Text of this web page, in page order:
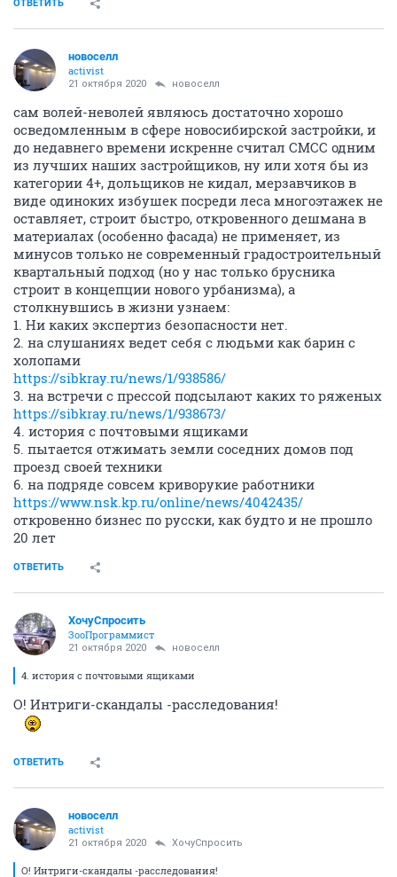
ОТВЕТИТЬ
новоселл
activist
21 октября 2020 новоселл
сам волей-неволей являюсь достаточно хорошо
осведомленным в сфере новосибирской застройки, и
до недавнего времени искренне считал СМСС одним
из лучших наших застройщиков, ну или хотя бы из
категории 4+, дольщиков не кидал, мерзавчиков в
виде одиноких избушек посреди леса многоэтажек не
оставляет, строит быстро, откровенного дешмана в
материалах (особенно фасада) не применяет, из
минусов только не современный градостроительный
квартальный подход (но у нас только брусника
строит в концепции нового урбанизма), а
столкнувшись в жизни узнаем:
1. Ни каких экспертиз безопасности нет.
2. на слушаниях ведет себя с людьми как барин с
холопами
https://sibkray.ru/news/1/938586/
3. на встречи с прессой подсылают каких то ряженых
https://sibkray.ru/news/1/938673/
4. история с почтовыми ящиками
5. пытается отжимать земли соседних домов под
проезд своей техники
6. на подряде совсем криворукие работники
https://www.nsk.kp.ru/online/news/4042435/
откровенно бизнес по русски, как будто и не прошло
20 лет
ОТВЕТИТЬ
ХочуСпросить
ЗооПрограммист
21 октября 2020 новоселл
4. история с почтовыми ящиками
О! Интриги-скандалы -расследования!
ОТВЕТИТЬ
новоселл
activist
21 октября 2020 ХочуСпросить
О! Интриги-скандалы -расследования!